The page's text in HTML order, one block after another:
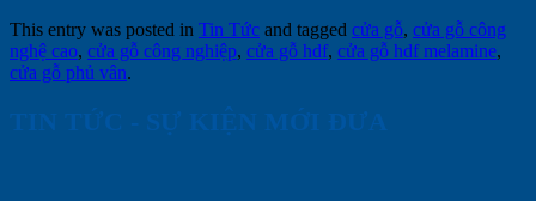
This entry was posted in Tin Tức and tagged cửa gỗ, cửa gỗ công
nghệ cao, cửa gỗ công nghiệp, cửa gỗ hdf, cửa gỗ hdf melamine,
cửa gỗ phủ vân.
TIN TỨC - SỰ KIỆN MỚI ĐƯA